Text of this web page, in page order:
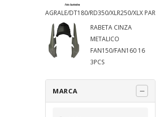
AGRALE/DT180/RD350/XLR250/XLX PAR
RABETA CINZA
METALICO
FAN150/FAN160 16
3PCS
MARCA